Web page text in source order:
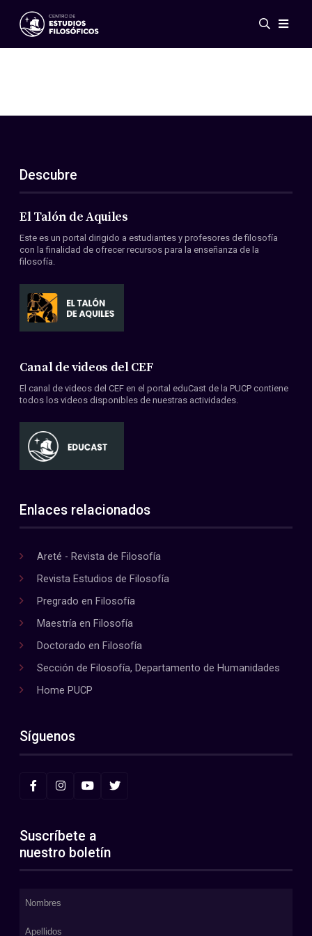
Eventos
ES
EN
Acerca de nosotros
Miembros
Convenios
Descubre
El Talón de Aquiles
Este es un portal dirigido a estudiantes y profesores de filosofía
con la finalidad de ofrecer recursos para la enseñanza de la
filosofía.
Canal de videos del CEF
El canal de videos del CEF en el portal eduCast de la PUCP contiene
todos los videos disponibles de nuestras actividades.
Enlaces relacionados
Areté - Revista de Filosofía
Revista Estudios de Filosofía
Pregrado en Filosofía
Maestría en Filosofía
Doctorado en Filosofía
Sección de Filosofía, Departamento de Humanidades
Home PUCP
Síguenos
Suscríbete a
nuestro boletín